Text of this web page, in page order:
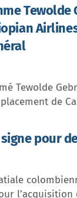
Tewolde
Tewolde
de
pour
l’acquisition